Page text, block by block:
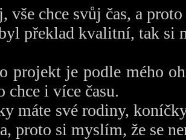
vše chce svůj čas, a
překlad kvalitní, tak si
projekt je podle mého
chce i více času.
máte své rodiny,
proto si myslím, že se